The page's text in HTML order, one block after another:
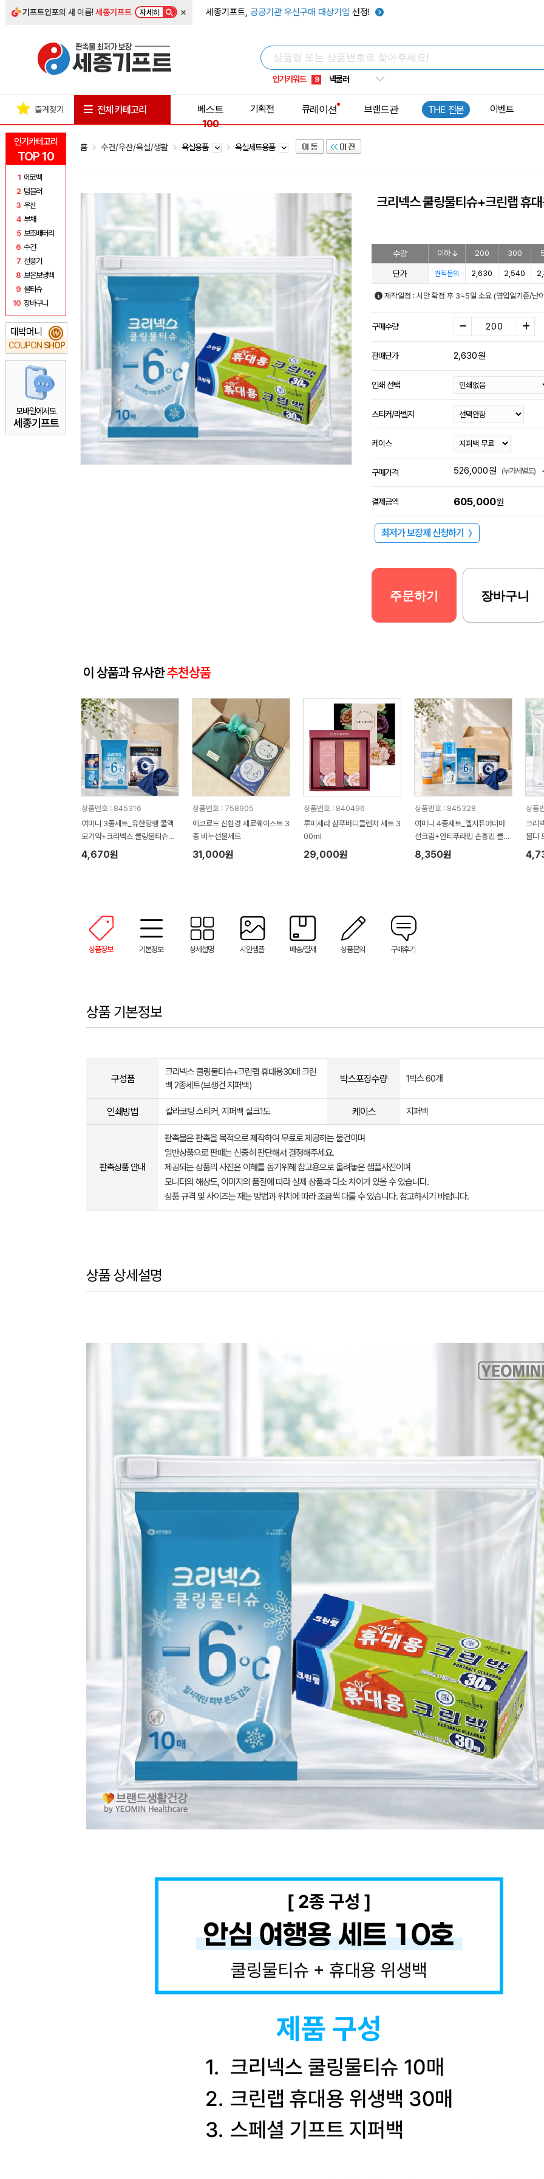
기프트인포의 새 이름!세종기프트 자세히 × 세종기프트, 공공기관 우선구매 대상기업 선정!
인기키워드
5 키캡
8 쿨토시
9 넥쿨러
1 선풍기
인기카테고리
TOP 10
1 에코백
2 텀블러
3 우산
4 부채
5 보조배터리
6 수건
7 선풍기
8 보온보냉백
9 물티슈
10 장바구니
대박머니
COUPON SHOP
₩
모바일에서도
세종기프트
즐겨찾기 전체 카테고리
베스트
100
기획전 큐레이션 브랜드관 THE 전문 이벤트
홈 수건/우산/욕실/생활 욕실용품 욕실세트용품
크리넥스 쿨링물티슈+크린랩 휴
수량 이하 200 300
단가 견적문의 2,630 2,540
제작일정 : 시안 확정 후 3~5일 소요 (영업일기준/난
구매수량
판매단가 2,630원
인쇄 선택
스티커/라벨지
케이스
구매가격 526,000원 (부가세별도)
결제금액 605,000원
최저가 보장제 신청하기 〉
주문하기 장바구니
이 상품과 유사한추천상품
상품번호 : 845316
여미니 3종세트_유한양행 쿨액
모기약+크리넥스 쿨링물티슈
+아이스 쿨타올 쿨수건(기프트
박스)
4,670원
상품번호 : 758905
에코로드 친환경 제로웨이스트 3
종 비누선물세트
31,000원
상품번호 : 840496
루미세라 샴푸바디클렌저 세트 3
00ml
29,000원
상품번호 : 845328
여미니 4종세트_엘지퓨어더마
선크림+안티푸라민 손흥민 쿨에
어파스+크리넥스 쿨링물티슈
+아이스타올 쿨수건(기프트박
8,350원
상품
크리
물디
퍼백)
상품정보 기본정보 상세설명 시안샘플 배송/결제 상품문의 구매후기
상품 기본정보
구성품
크리넥스 쿨링물티슈+크린랩 휴대용30매 크린
백 2종세트(브생건 지퍼백)
박스포장수량 1박스 60개
인쇄방법 칼라코팅 스티커, 지퍼백 실크1도 케이스 지퍼백
판촉상품 안내
판촉물은 판촉을 목적으로 제작하여 무료로 제공하는 물건이며
일반상품으로 판매는 신중히 판단해서 결정해주세요.
제공되는 상품의 사진은 이해를 돕기위해 참고용으로 올려놓은 샘플사진이며
모니터의 해상도, 이미지의 품질에 따라 실제 상품과 다소 차이가 있을 수 있습니다.
상품 규격 및 사이즈는 재는 방법과 위치에 따라 조금씩 다를 수 있습니다. 참고하시기 바랍니다.
상품 상세설명